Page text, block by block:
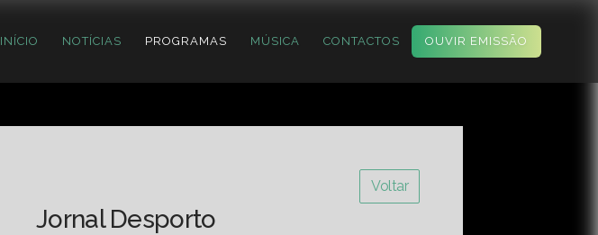
INÍCIO NOTÍCIAS PROGRAMAS MÚSICA CONTACTOS OUVIR EMISSÃO
Voltar
Jornal Desporto